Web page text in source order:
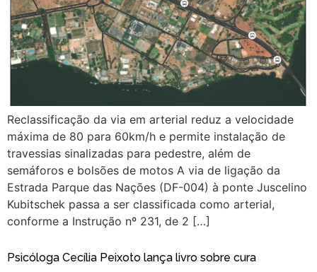
Reclassificação da via em arterial reduz a velocidade
máxima de 80 para 60km/h e permite instalação de
travessias sinalizadas para pedestre, além de
semáforos e bolsões de motos A via de ligação da
Estrada Parque das Nações (DF-004) à ponte Juscelino
Kubitschek passa a ser classificada como arterial,
conforme a Instrução nº 231, de 2 […]
Psicóloga Cecília Peixoto lança livro sobre cura